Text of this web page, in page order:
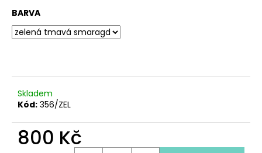
BARVA
Skladem
Kód: 356/ZEL
800 Kč
p
o
u
u